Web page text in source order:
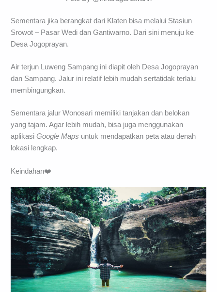
Sementara jika berangkat dari Klaten bisa melalui Stasiun
Srowot – Pasar Wedi dan Gantiwarno. Dari sini menuju ke
Desa Jogoprayan.
Air terjun Luweng Sampang ini diapit oleh Desa Jogoprayan
dan Sampang. Jalur ini relatif lebih mudah sertatidak terlalu
membingungkan.
Sementara jalur Wonosari memiliki tanjakan dan belokan
yang tajam. Agar lebih mudah, bisa juga menggunakan
aplikasiGoogle Maps untuk mendapatkan peta atau denah
lokasi lengkap.
Keindahan❤️